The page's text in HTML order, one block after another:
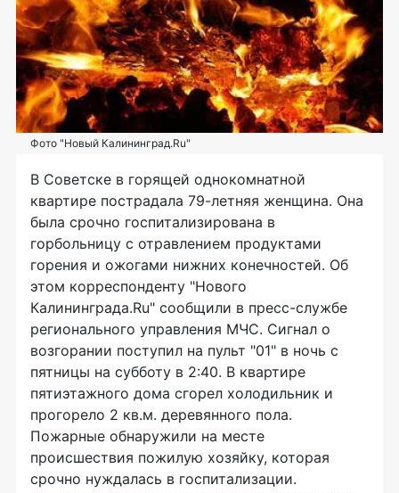
Фото "Новый Калининград.Ru"
В Советске в горящей однокомнатной
квартире пострадала 79-летняя женщина. Она
была срочно госпитализирована в
горбольницу с отравлением продуктами
горения и ожогами нижних конечностей. Об
этом корреспонденту "Нового
Калининграда.Ru" сообщили в пресс-службе
регионального управления МЧС. Сигнал о
возгорании поступил на пульт "01" в ночь с
пятницы на субботу в 2:40. В квартире
пятиэтажного дома сгорел холодильник и
прогорело 2 кв.м. деревянного пола.
Пожарные обнаружили на месте
происшествия пожилую хозяйку, которая
срочно нуждалась в госпитализации.